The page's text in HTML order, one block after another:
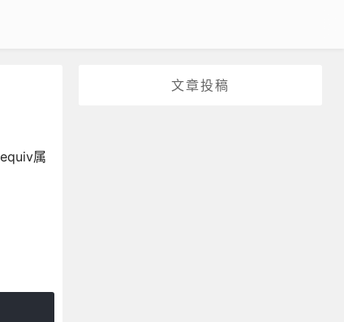
文章投稿
属